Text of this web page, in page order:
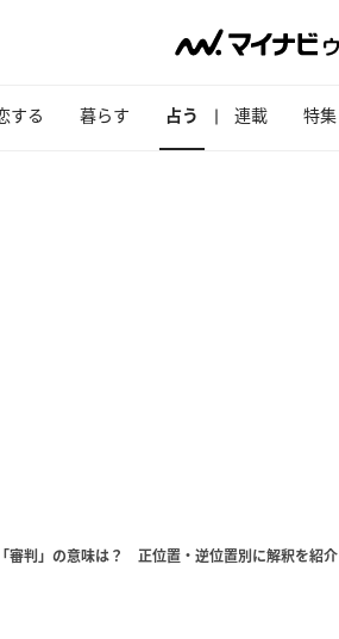
する 暮らす 占う 連載 特集
審判」の意味は？ 正位置・逆位置別に解釈を紹介